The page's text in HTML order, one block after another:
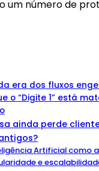
um número de
era dos fluxos
o “Digite 1” está
ainda perde
Artificial como
e